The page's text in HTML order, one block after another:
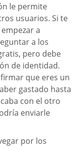
le permite
usuarios. Si te
a
a los
pero debe
de identidad.
que eres un
gastado hasta
con el otro
enviarle
por los